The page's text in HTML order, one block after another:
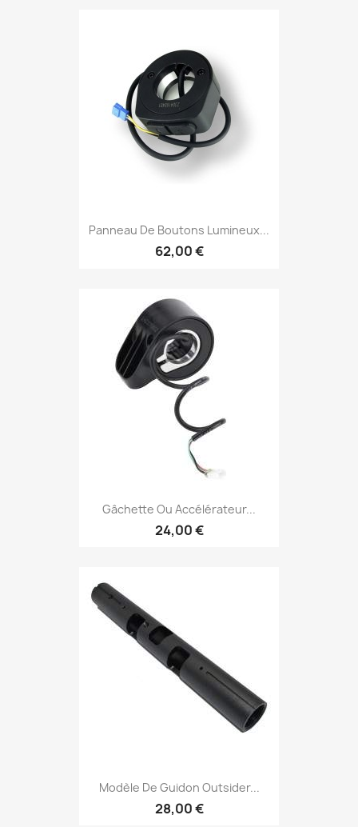
Panneau De Boutons Lumineux...
62,00 €
Gâchette Ou Accélérateur...
24,00 €
Modèle De Guidon Outsider...
28,00 €